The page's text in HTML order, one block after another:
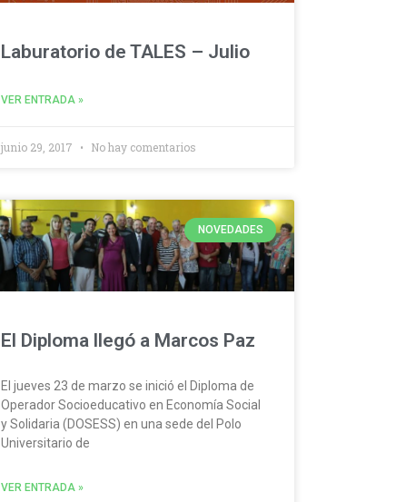
Laburatorio de TALES – Julio
VER ENTRADA »
junio 29, 2017 No hay comentarios
NOVEDADES
El Diploma llegó a Marcos Paz
El jueves 23 de marzo se inició el Diploma de
Operador Socioeducativo en Economía Social
y Solidaria (DOSESS) en una sede del Polo
Universitario de
VER ENTRADA »